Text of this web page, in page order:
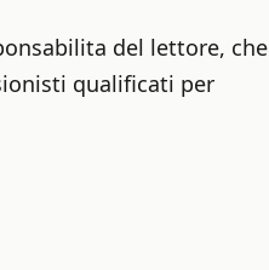
del lettore, che
qualificati per